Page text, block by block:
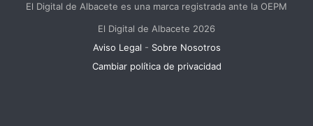
El Digital de Albacete es una marca registrada ante la OEPM
El Digital de Albacete 2026
Aviso Legal - Sobre Nosotros
Cambiar política de privacidad